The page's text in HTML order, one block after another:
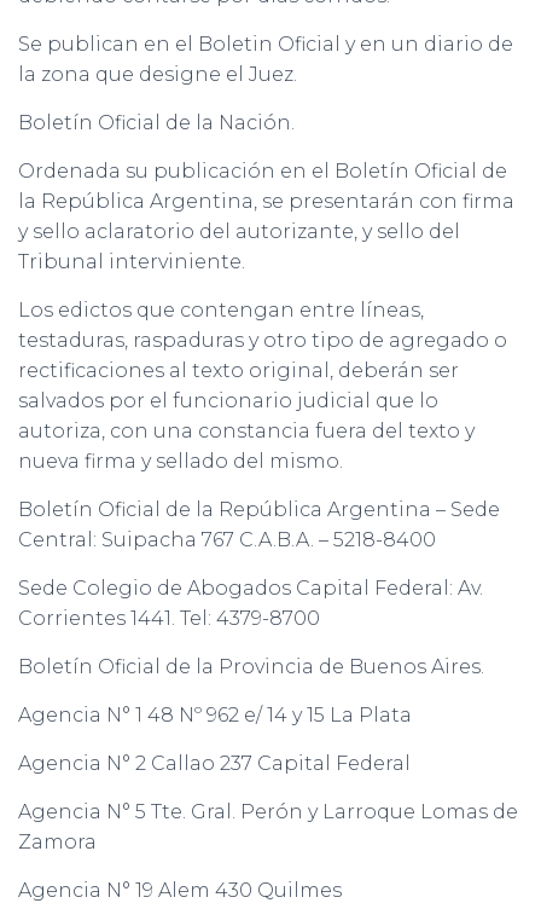
Se publican en el Boletin Oficial y en un diario de
la zona que designe el Juez.
Boletín Oficial de la Nación.
Ordenada su publicación en el Boletín Oficial de
la República Argentina, se presentarán con firma
y sello aclaratorio del autorizante, y sello del
Tribunal interviniente.
Los edictos que contengan entre líneas,
testaduras, raspaduras y otro tipo de agregado o
rectificaciones al texto original, deberán ser
salvados por el funcionario judicial que lo
autoriza, con una constancia fuera del texto y
nueva firma y sellado del mismo.
Boletín Oficial de la República Argentina – Sede
Central: Suipacha 767 C.A.B.A. – 5218-8400
Sede Colegio de Abogados Capital Federal: Av.
Corrientes 1441. Tel: 4379-8700
Boletín Oficial de la Provincia de Buenos Aires.
Agencia N° 1 48 Nº 962 e/ 14 y 15 La Plata
Agencia N° 2 Callao 237 Capital Federal
Agencia N° 5 Tte. Gral. Perón y Larroque Lomas de
Zamora
Agencia N° 19 Alem 430 Quilmes